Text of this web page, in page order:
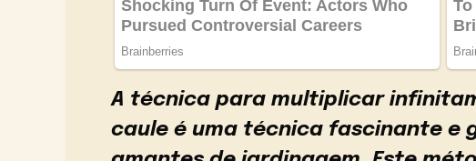
A técnica para multiplicar
caule é uma técnica fascinante e